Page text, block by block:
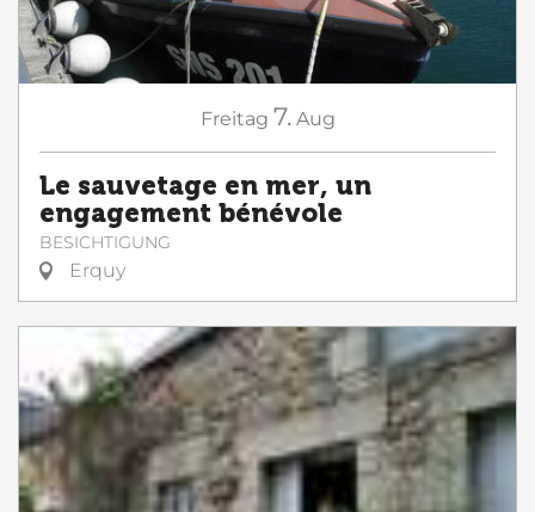
Freitag 7. Aug
Le sauvetage en mer, un
engagement bénévole
BESICHTIGUNG
Erquy